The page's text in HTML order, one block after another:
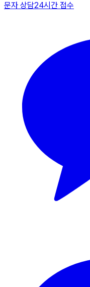
문자 상담24시간 접수